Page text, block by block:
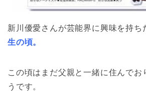
新川優愛さんが芸能界に興味を持ち
生の頃。
この頃はまだ父親と一緒に住んでお
うです。